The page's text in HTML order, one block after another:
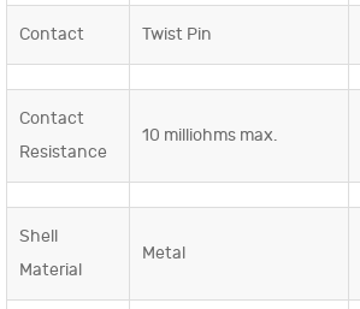
Contact Twist Pin
Contact
Resistance
10 milliohms max.
Shell
Material
Metal